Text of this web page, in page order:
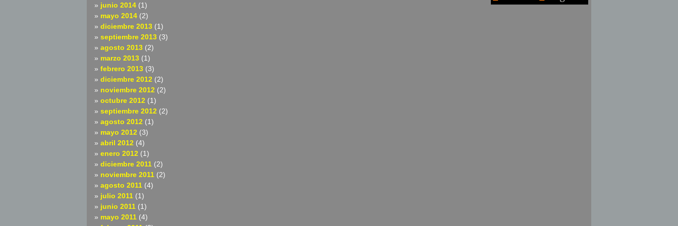
junio 2014 (1)
mayo 2014 (2)
diciembre 2013 (1)
septiembre 2013 (3)
agosto 2013 (2)
marzo 2013 (1)
febrero 2013 (3)
diciembre 2012 (2)
noviembre 2012 (2)
octubre 2012 (1)
septiembre 2012 (2)
agosto 2012 (1)
mayo 2012 (3)
abril 2012 (4)
enero 2012 (1)
diciembre 2011 (2)
noviembre 2011 (2)
agosto 2011 (4)
julio 2011 (1)
junio 2011 (1)
mayo 2011 (4)